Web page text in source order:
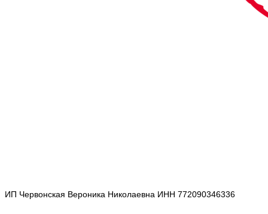
ИП Червонская Вероника Николаевна ИНН 772090346336